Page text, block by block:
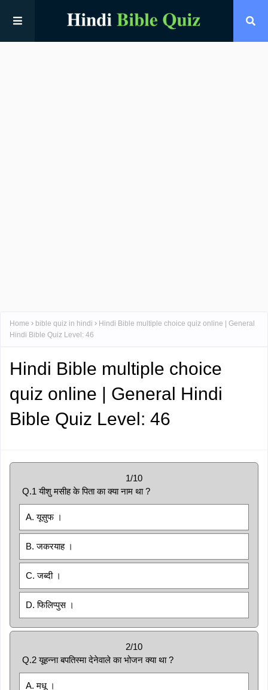
Home bible quiz in hindi
Hindi Bible multiple choice quiz online | General
Hindi Bible Quiz Level: 46
Hindi Bible multiple choice
quiz online | General Hindi
Bible Quiz Level: 46
1/10
Q.1 यीशु मसीह के पिता का क्या नाम था ?
A. यूसुफ ।
B. जकरयाह ।
C. जब्दी ।
D. फिलिप्पुस ।
2/10
Q.2 यूहन्ना बपतिस्मा देनेवाले का भोजन क्या था ?
A. मधू ।